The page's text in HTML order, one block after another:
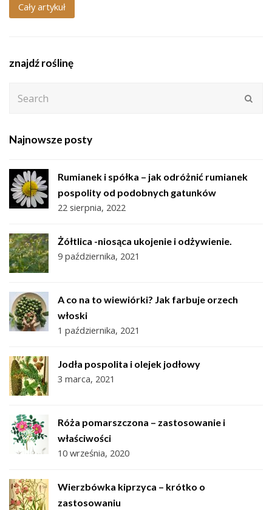
Cały artykuł
znajdź roślinę
Najnowsze posty
Rumianek i spółka – jak odróżnić rumianek
pospolity od podobnych gatunków
22 sierpnia, 2022
Żółtlica -niosąca ukojenie i odżywienie.
9 października, 2021
A co na to wiewiórki? Jak farbuje orzech
włoski
1 października, 2021
Jodła pospolita i olejek jodłowy
3 marca, 2021
Róża pomarszczona – zastosowanie i
właściwości
10 września, 2020
Wierzbówka kiprzyca – krótko o
zastosowaniu